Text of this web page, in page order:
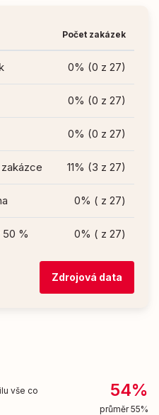
Počet zakázek
0% (0 z 27)
0% (0 z 27)
0% (0 z 27)
11% (3 z 27)
0% ( z 27)
50 % 0% ( z 27)
Zdrojová data
vše co
54%
průměr 55%